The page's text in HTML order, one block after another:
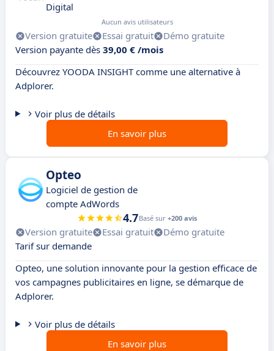
Digital
Aucun avis utilisateurs
Version gratuite Essai gratuit
Démo gratuite
Version payante dès 39,00 € /mois
Découvrez YOODA INSIGHT comme une alternative à
Adplorer.
Voir plus de détails
En savoir plus
Opteo
Logiciel de gestion de
compte AdWords
4.7Basé sur +200 avis
Version gratuite Essai gratuit
Démo gratuite
Tarif sur demande
Opteo, une solution innovante pour la gestion efficace de
vos campagnes publicitaires en ligne, se démarque de
Adplorer.
Voir plus de détails
En savoir plus